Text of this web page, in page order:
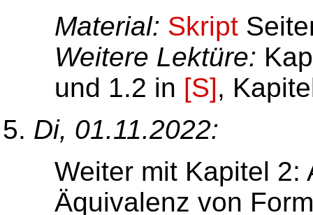
Material: Skript
Weitere Lektüre:
und 1.2 in [S],
Di, 01.11.2022:
Weiter mit Kapitel 2:
Äquivalenz von